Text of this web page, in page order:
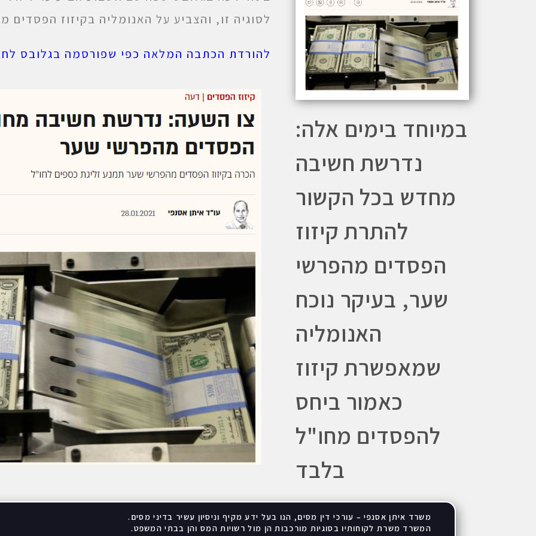
במיוחד בימים אלה:
נדרשת חשיבה
מחדש בכל הקשור
להתרת קיזוז
הפסדים מהפרשי
שער, בעיקר נוכח
האנומליה
שמאפשרת קיזוז
כאמור ביחס
להפסדים מחו"ל
בלבד
לסוגיה זו, והצביע על האנומליה בקיזוז הפסדים
להורדת הכתבה המלאה כפי שפורסמה בגלובס
משרד איתן אסנפי – עורכי דין מסים, הנו בעל ידע מקיף וניסיון עשיר בדיני מסים .
המשרד משרת לקוחותיו בסוגיות מורכבות הן מול רשויות המס והן בבתי המשפט.